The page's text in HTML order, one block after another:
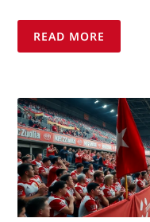
READ MORE